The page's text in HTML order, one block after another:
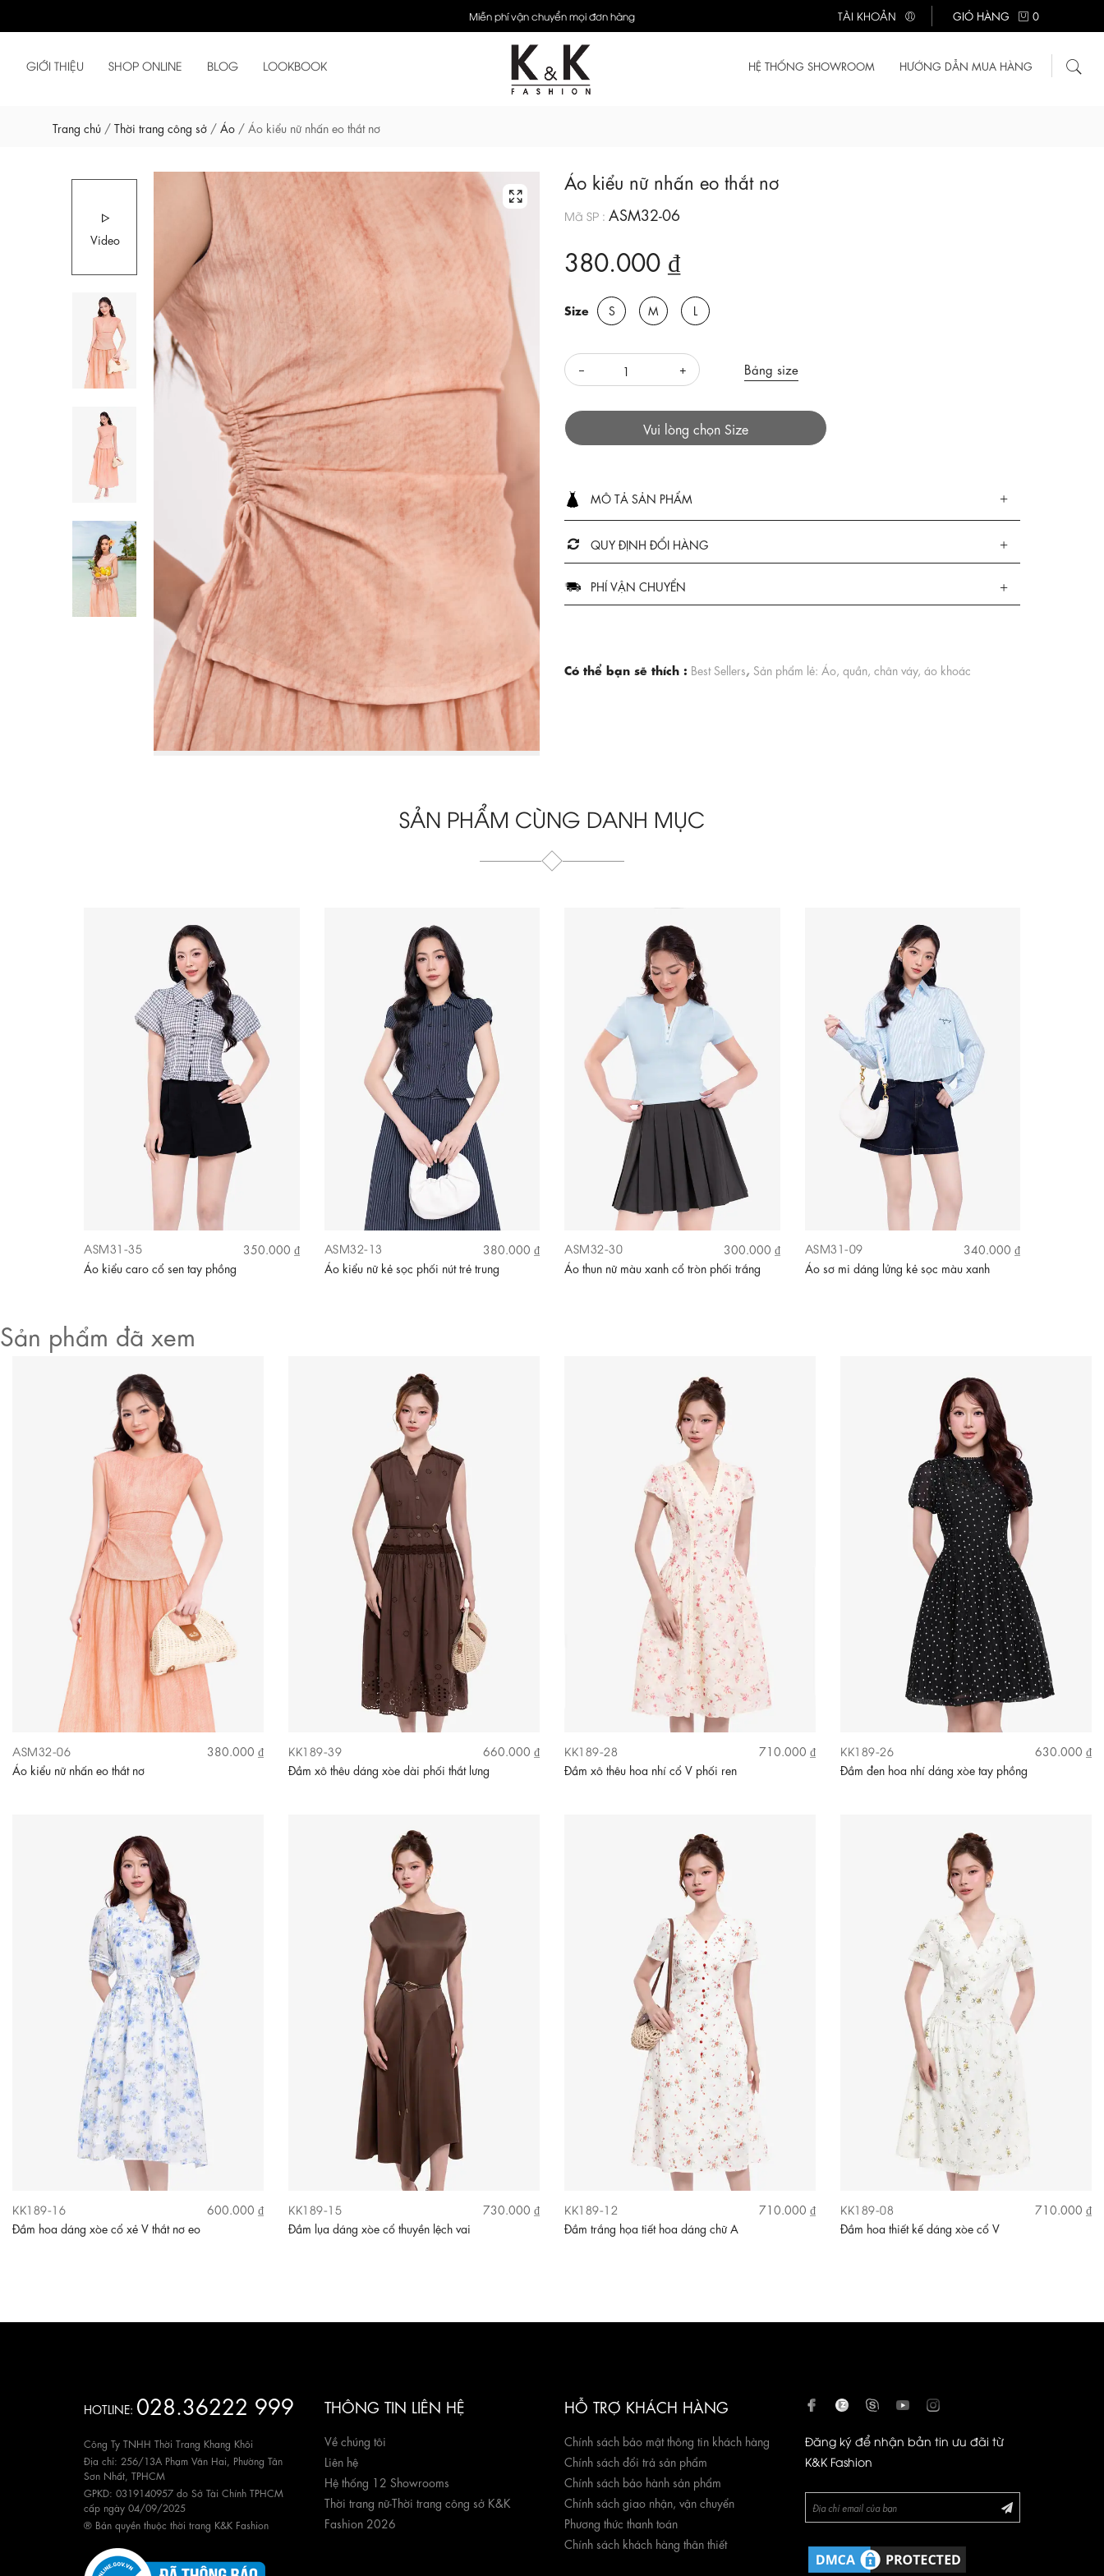
Miễn phí vận chuyển mọi đơn hàng TÀI KHOẢN GIỎ HÀNG 0
GIỚI THIỆU SHOP ONLINE BLOG LOOKBOOK HỆ THỐNG SHOWROOM HƯỚNG DẪN MUA HÀNG
Trang chủ / Thời trang công sở / Áo / Áo kiểu nữ nhấn eo thắt nơ
Video
Áo kiểu nữ nhấn eo thắt nơ
Mã SP : ASM32-06
380.000 ₫
Size S M L
Bảng size
Vui lòng chọn Size
MÔ TẢ SẢN PHẨM
QUY ĐỊNH ĐỔI HÀNG
PHÍ VẬN CHUYỂN
Có thể bạn sẽ thích : Best Sellers, Sản phẩm lẻ: Áo, quần, chân váy, áo khoác
SẢN PHẨM CÙNG DANH MỤC
ASM31-35
350.000 ₫
Áo kiểu caro cổ sen tay phồng
ASM32-13
380.000 ₫
Áo kiểu nữ kẻ sọc phối nút trẻ trung
ASM32-30
300.000 ₫
Áo thun nữ màu xanh cổ tròn phối trắng
ASM31-09
340.000 ₫
Áo sơ mi dáng lửng kẻ sọc màu xanh
Sản phẩm đã xem
ASM32-06
380.000 ₫
Áo kiểu nữ nhấn eo thắt nơ
KK189-39
660.000 ₫
Đầm xô thêu dáng xòe dài phối thắt lưng
KK189-28
710.000 ₫
Đầm xô thêu hoa nhí cổ V phối ren
KK189-26
630.000 ₫
Đầm đen hoa nhí dáng xòe tay phồng
KK189-16
600.000 ₫
Đầm hoa dáng xòe cổ xẻ V thắt nơ eo
KK189-15
730.000 ₫
Đầm lụa dáng xòe cổ thuyền lệch vai
KK189-12
710.000 ₫
Đầm trắng họa tiết hoa dáng chữ A
KK189-08
710.000 ₫
Đầm hoa thiết kế dáng xòe cổ V
HOTLINE: 028.36222 999
Công Ty TNHH Thời Trang Khang Khôi
Địa chỉ: 256/13A Phạm Văn Hai, Phường Tân
Sơn Nhất, TPHCM
GPKD: 0319140957 do Sở Tài Chính TPHCM
cấp ngày 04/09/2025
® Bản quyền thuộc thời trang K&K Fashion
THÔNG TIN LIÊN HỆ
Về chúng tôi
Liên hệ
Hệ thống 12 Showrooms
Thời trang nữ-Thời trang công sở K&K
Fashion 2026
HỖ TRỢ KHÁCH HÀNG
Chính sách bảo mật thông tin khách hàng
Chính sách đổi trả sản phẩm
Chính sách bảo hành sản phẩm
Chính sách giao nhận, vận chuyển
Phương thức thanh toán
Chính sách khách hàng thân thiết
Đăng ký để nhận bản tin ưu đãi từ
K&K Fashion